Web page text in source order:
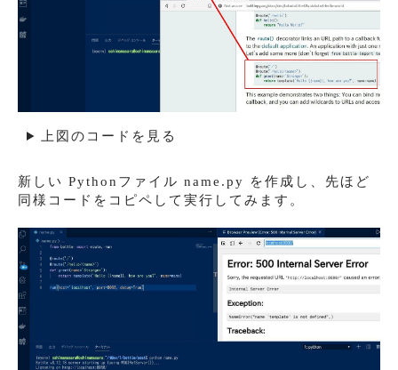
上図のコードを見る
新しい Pythonファイル name.py を作成し、先ほど
同様コードをコピペして実行してみます。